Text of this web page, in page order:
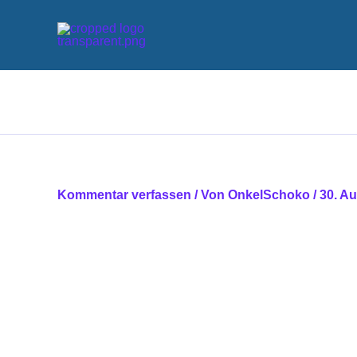
Kommentar verfassen / Von OnkelSchoko /30.